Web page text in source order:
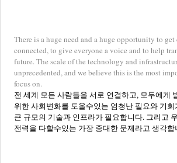
There is a huge need and a huge opportunity to
connected, to give everyone a voice and to help
future. The scale of the technology and
unprecedented, and we believe this is the most
focus on.
전 세계 모든 사람들을 서로 연결하고, 모두에게
위한 사회변화를 도울수있는 엄청난 필요와 기
큰 규모의 기술과 인프라가 필요합니다. 그리고
전력을 다할수있는 가장 중대한 문제라고 생각합